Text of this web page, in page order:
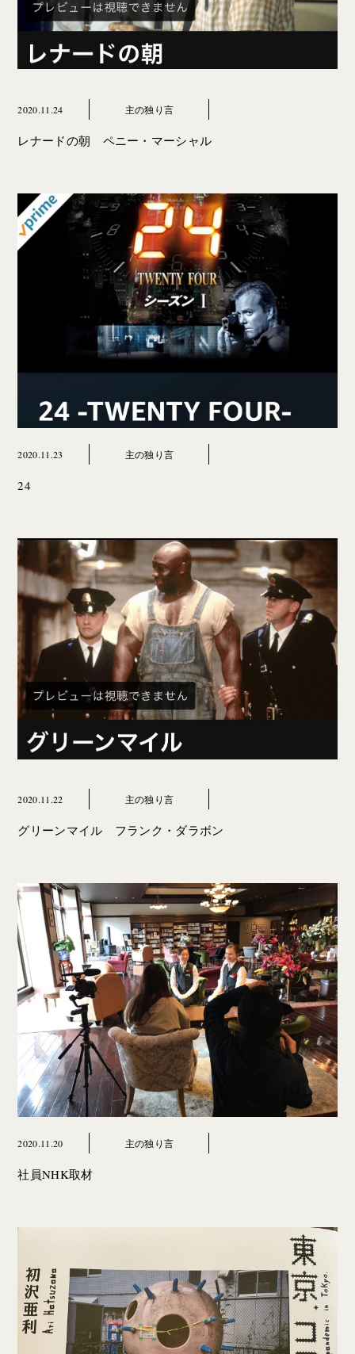
2020.11.24 主の独り言
レナードの朝 ペニー・マーシャル
2020.11.23 主の独り言
24
2020.11.22 主の独り言
グリーンマイル フランク・ダラボン
2020.11.20 主の独り言
社員NHK取材